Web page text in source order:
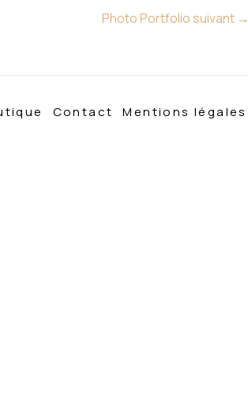
Photo Portfolio suivant →
Contact Mentions légales